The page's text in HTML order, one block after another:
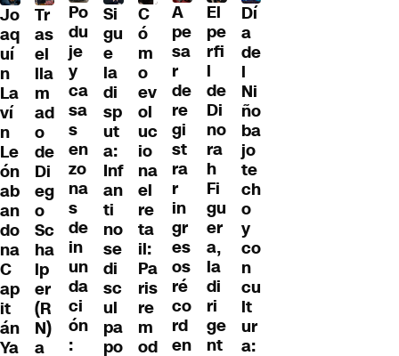
Jo
aq
uí
n
La
ví
n
Le
ón
ab
an
do
na
C
ap
it
án
Ya
Tr
as
el
lla
m
ad
o
de
Di
eg
o
Sc
ha
lp
er
(R
N)
a
Po
du
je
y
ca
sa
s
en
zo
na
s
de
in
un
da
ci
ón
:
Si
gu
e
la
di
sp
ut
a:
Inf
an
ti
no
se
di
sc
ul
pa
po
C
ó
m
o
ev
ol
uc
io
na
el
re
ta
il:
Pa
ris
re
m
od
A
pe
sa
r
de
re
gi
st
ra
r
in
gr
es
os
ré
co
rd
en
El
pe
rfi
l
de
Di
no
ra
h
Fi
gu
er
a,
la
di
ri
ge
nt
Dí
a
de
l
Ni
ño
ba
jo
te
ch
o
y
co
n
cu
lt
ur
a: